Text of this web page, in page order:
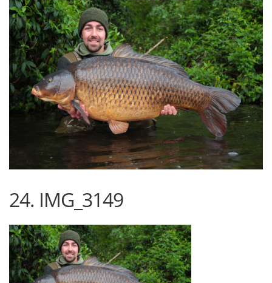
24. IMG_3149